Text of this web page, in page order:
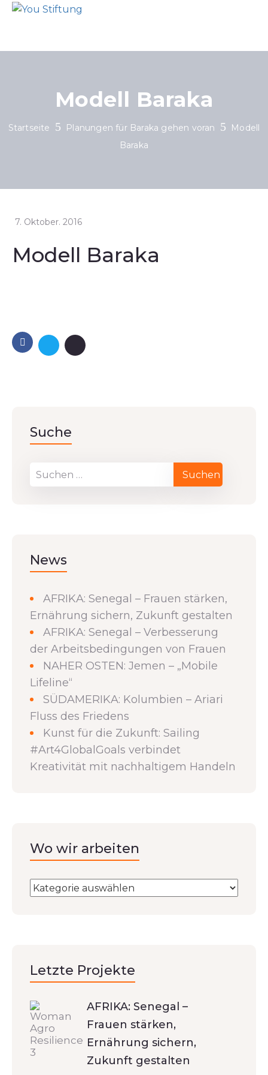
Modell Baraka
Startseite Planungen für Baraka gehen voran
Modell
Baraka
7. Oktober. 2016
Modell Baraka
Suche
News
AFRIKA: Senegal – Frauen stärken,
Ernährung sichern, Zukunft gestalten
AFRIKA: Senegal – Verbesserung
der Arbeitsbedingungen von Frauen
NAHER OSTEN: Jemen – „Mobile
Lifeline“
SÜDAMERIKA: Kolumbien – Ariari
Fluss des Friedens
Kunst für die Zukunft: Sailing
#Art4GlobalGoals verbindet
Kreativität mit nachhaltigem Handeln
Wo wir arbeiten
Letzte Projekte
AFRIKA: Senegal –
Frauen stärken,
Ernährung sichern,
Zukunft gestalten